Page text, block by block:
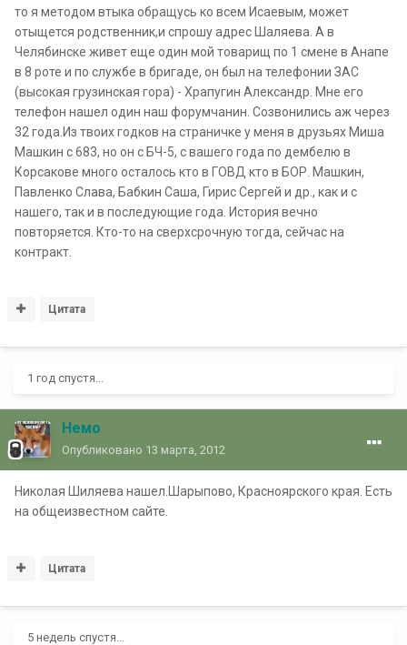
то я методом втыка обращусь ко всем Исаевым, может
отыщется родственник,и спрошу адрес Шаляева. А в
Челябинске живет еще один мой товарищ по 1 смене в Анапе
в 8 роте и по службе в бригаде, он был на телефонии ЗАС
(высокая грузинская гора) - Храпугин Александр. Мне его
телефон нашел один наш форумчанин. Созвонились аж через
32 года.Из твоих годков на страничке у меня в друзьях Миша
Машкин с 683, но он с БЧ-5, с вашего года по дембелю в
Корсакове много осталось кто в ГОВД кто в БОР. Машкин,
Павленко Слава, Бабкин Саша, Гирис Сергей и др., как и с
нашего, так и в последующие года. История вечно
повторяется. Кто-то на сверхсрочную тогда, сейчас на
контракт.
Цитата
1 год спустя...
Немо
Опубликовано 13 марта, 2012
Николая Шиляева нашел.Шарыпово, Красноярского края. Есть
на общеизвестном сайте.
Цитата
5 недель спустя...